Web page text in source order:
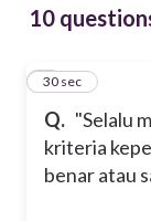
10
Q. "Selalu
kriteria
benar atau
1
30 sec